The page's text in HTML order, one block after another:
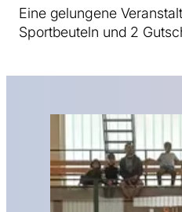
Eine gelungene
Sportbeuteln und 2